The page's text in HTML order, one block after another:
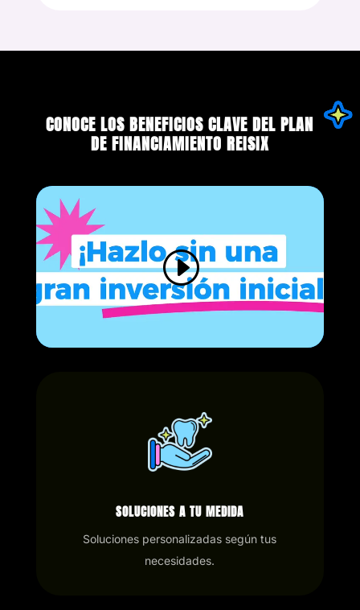
CONOCE LOS BENEFICIOS CLAVE DEL PLAN
DE FINANCIAMIENTO REISIX
SOLUCIONES A TU MEDIDA
Soluciones personalizadas según tus
necesidades.